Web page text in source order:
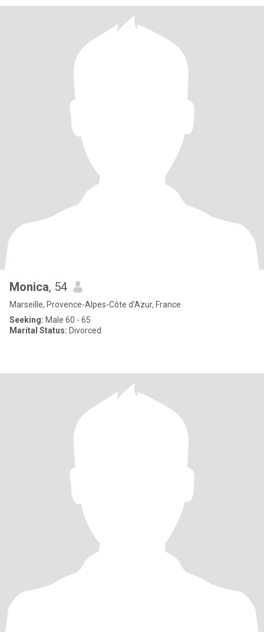
Monica, 54
Marseille, Provence-Alpes-Côte d'Azur, France
Seeking: Male 60 - 65
Marital Status: Divorced